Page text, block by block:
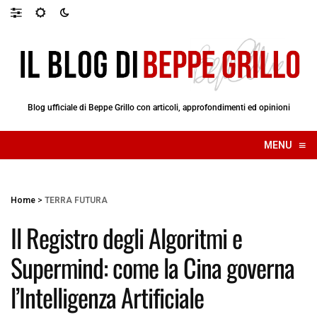
Blog ufficiale di Beppe Grillo con articoli, approfondimenti ed opinioni
MENU ≡
☰
Home > TERRA FUTURA
Il Registro degli Algoritmi e
Supermind: come la Cina governa
l’Intelligenza Artificiale